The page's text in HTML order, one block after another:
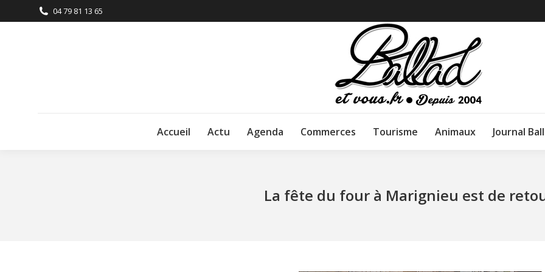
04 79 81 13 65
Accueil Actu Agenda Commerces Tourisme Animaux Journal
La fête du four à Marignieu est de